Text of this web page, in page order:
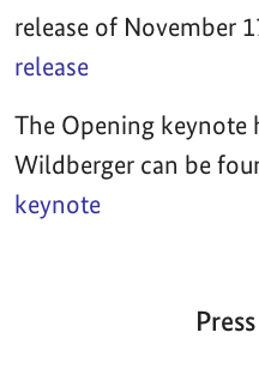
release of November
release
The Opening keynote
Wildberger can be
keynote